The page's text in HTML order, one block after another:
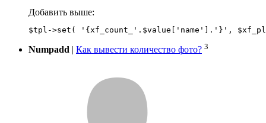
Добавить выше:
Numpadd | Как вывести количество фото? 3